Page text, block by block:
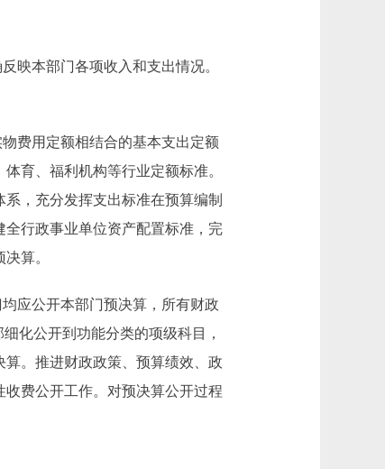
本部门各项收入和支出情况。
费用定额相结合的基本支出定额
育、福利机构等行业定额标准。
，充分发挥支出标准在预算编制
行政事业单位资产配置标准，完
算。
应公开本部门预决算，所有财政
化公开到功能分类的项级科目，
。推进财政政策、预算绩效、政
费公开工作。对预决算公开过程